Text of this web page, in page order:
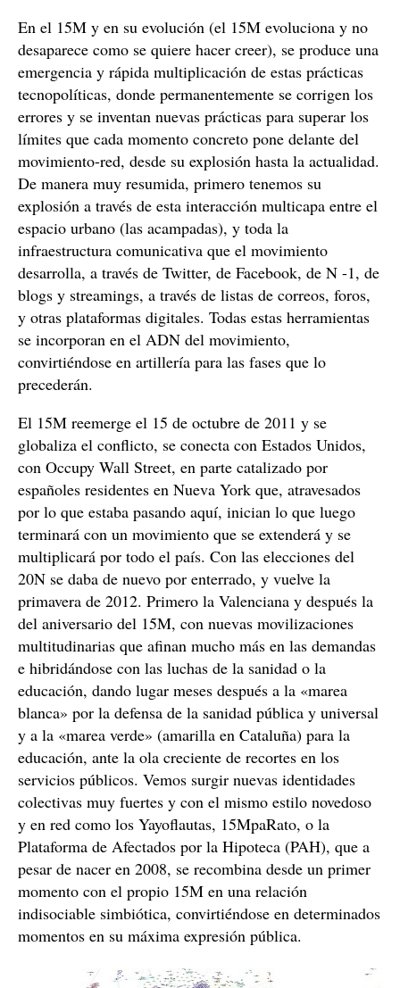
En el 15M y en su evolución (el 15M evoluciona y no
desaparece como se quiere hacer creer), se produce una
emergencia y rápida multiplicación de estas prácticas
tecnopolíticas, donde permanentemente se corrigen los
errores y se inventan nuevas prácticas para superar los
límites que cada momento concreto pone delante del
movimiento-red, desde su explosión hasta la actualidad.
De manera muy resumida, primero tenemos su
explosión a través de esta interacción multicapa entre el
espacio urbano (las acampadas), y toda la
infraestructura comunicativa que el movimiento
desarrolla, a través de Twitter, de Facebook, de N -1, de
blogs y streamings, a través de listas de correos, foros,
y otras plataformas digitales. Todas estas herramientas
se incorporan en el ADN del movimiento,
convirtiéndose en artillería para las fases que lo
precederán.
El 15M reemerge el 15 de octubre de 2011 y se
globaliza el conflicto, se conecta con Estados Unidos,
con Occupy Wall Street, en parte catalizado por
españoles residentes en Nueva York que, atravesados
por lo que estaba pasando aquí, inician lo que luego
terminará con un movimiento que se extenderá y se
multiplicará por todo el país. Con las elecciones del
20N se daba de nuevo por enterrado, y vuelve la
primavera de 2012. Primero la Valenciana y después la
del aniversario del 15M, con nuevas movilizaciones
multitudinarias que afinan mucho más en las demandas
e hibridándose con las luchas de la sanidad o la
educación, dando lugar meses después a la «marea
blanca» por la defensa de la sanidad pública y universal
y a la «marea verde» (amarilla en Cataluña) para la
educación, ante la ola creciente de recortes en los
servicios públicos. Vemos surgir nuevas identidades
colectivas muy fuertes y con el mismo estilo novedoso
y en red como los Yayoflautas, 15MpaRato, o la
Plataforma de Afectados por la Hipoteca (PAH), que a
pesar de nacer en 2008, se recombina desde un primer
momento con el propio 15M en una relación
indisociable simbiótica, convirtiéndose en determinados
momentos en su máxima expresión pública.